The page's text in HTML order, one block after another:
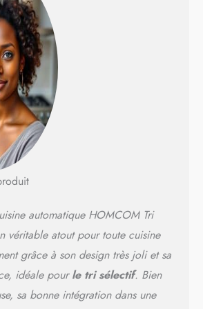
approchez votre main. Cela
permet d'éliminer les
déchets de manière
hygiénique, en évitant la
contamination croisée des
germes. Il est également
possible d'ouvrir le
couvercle en appuyant sur le
bouton "ouvrir". GRANDE
CAPACITÉ AVEC 3
47 litres et 2 petits bacs de
12,5 litres chacun. Idéale
pour séparer facilement les
différents types de déchets.
POLYVALENT : Son
utilisation ne se limite pas à
la cuisine. Grâce à son joli
automatique HOMCOM Tri
véritable atout pour toute cuisine
grâce à son design très joli et sa
idéale pourle tri sélectif. Bien
sa bonne intégration dans une